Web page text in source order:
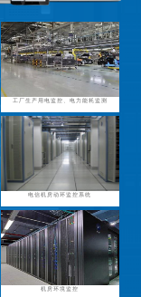
工厂生产用电监控、电力能耗监测
电信机房动环监控系统
机房环境监控